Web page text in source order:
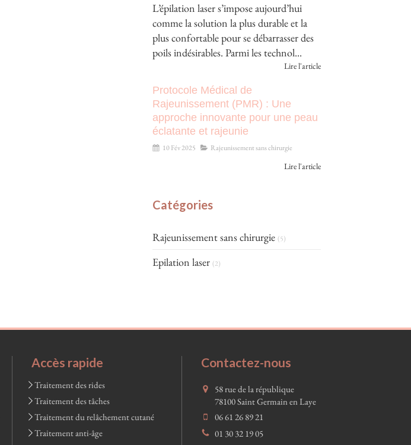
L’épilation laser s’impose aujourd’hui
comme la solution la plus durable et la
plus confortable pour se débarrasser des
poils indésirables. Parmi les technol...
Lire l'article
Protocole Médical de
Rajeunissement (PMR) : Une
approche innovante pour une peau
éclatante et rajeunie
10 Fév 2025 Rajeunissement sans chirurgie
Lire l'article
Catégories
Rajeunissement sans chirurgie (5)
Epilation laser (2)
Accès rapide
Traitement des rides
Traitement des tâches
Traitement du relâchement cutané
Traitement anti-âge
Contactez-nous
58 rue de la république
78100Saint Germain en Laye
06 61 26 89 21
01 30 32 19 05